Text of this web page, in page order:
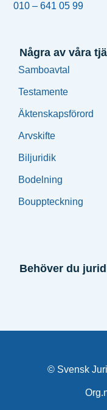
010 – 641 05 99
Några av våra
Samboavtal
Testamente
Äktenskapsförord
Arvskifte
Biljuridik
Bodelning
Bouppteckning
Behöver du
© Svensk